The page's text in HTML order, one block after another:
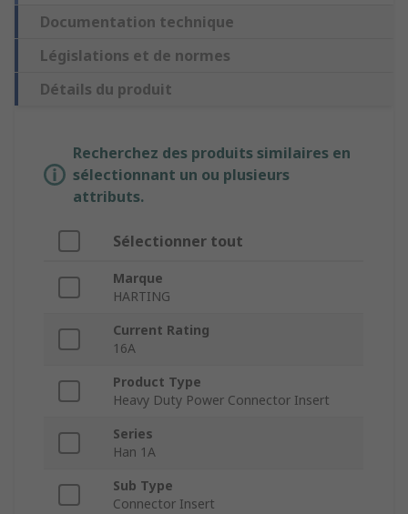
Documentation technique
Législations et de normes
Détails du produit
Recherchez des produits similaires en
sélectionnant un ou plusieurs
attributs.
Sélectionner tout
Marque
HARTING
Current Rating
16A
Product Type
Heavy Duty Power Connector Insert
Series
Han 1A
Sub Type
Connector Insert